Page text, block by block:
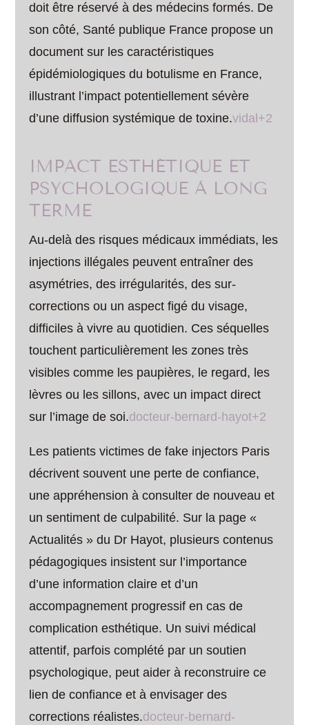
doit être réservé à des médecins formés. De
son côté, Santé publique France propose un
document sur les caractéristiques
épidémiologiques du botulisme en France,
illustrant l’impact potentiellement sévère
d’une diffusion systémique de toxine.vidal+2
IMPACT ESTHÉTIQUE ET
PSYCHOLOGIQUE À LONG
TERME
Au-delà des risques médicaux immédiats, les
injections illégales peuvent entraîner des
asymétries, des irrégularités, des sur-
corrections ou un aspect figé du visage,
difficiles à vivre au quotidien. Ces séquelles
touchent particulièrement les zones très
visibles comme les paupières, le regard, les
lèvres ou les sillons, avec un impact direct
sur l’image de soi.docteur-bernard-hayot+2
Les patients victimes de fake injectors Paris
décrivent souvent une perte de confiance,
une appréhension à consulter de nouveau et
un sentiment de culpabilité. Sur la page «
Actualités » du Dr Hayot, plusieurs contenus
pédagogiques insistent sur l’importance
d’une information claire et d’un
accompagnement progressif en cas de
complication esthétique. Un suivi médical
attentif, parfois complété par un soutien
psychologique, peut aider à reconstruire ce
lien de confiance et à envisager des
corrections réalistes.docteur-bernard-